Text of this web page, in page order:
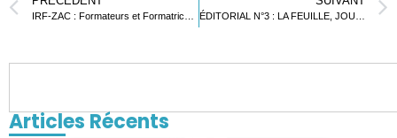
ÉDITORIAL N°3 : LA FEUILLE, JOURNAL DU LYCÉE FRANÇAIS DE LOMÉ
Articles Récents